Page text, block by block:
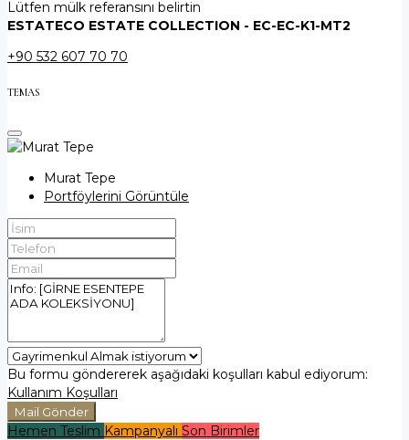
Lütfen mülk referansını belirtin
ESTATECO ESTATE COLLECTION - EC-EC-K1-MT2
+90 532 607 70 70
TEMAS
Murat Tepe
Portföylerini Görüntüle
Bu formu göndererek aşağıdaki koşulları kabul ediyorum:
Kullanım Koşulları
Mail Gönder
Hemen Teslim Kampanyalı Son Birimler